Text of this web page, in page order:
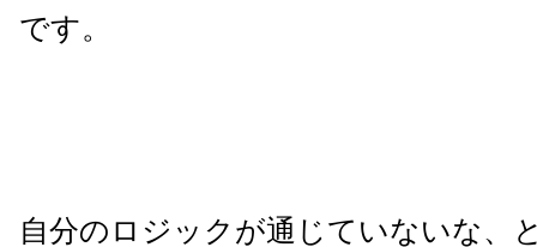
です。
自分のロジックが通じていないな、